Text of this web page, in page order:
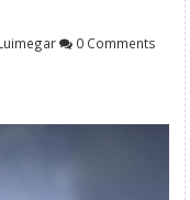
0 Comments